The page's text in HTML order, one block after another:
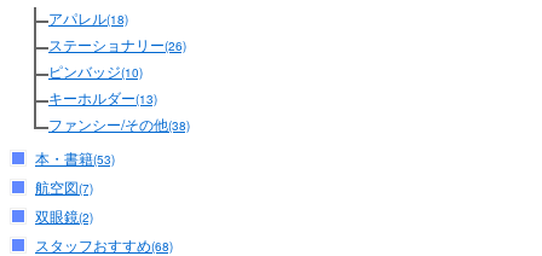
アパレル(18)
ステーショナリー(26)
ピンバッジ(10)
キーホルダー(13)
ファンシー/その他(38)
本・書籍(53)
航空図(7)
双眼鏡(2)
スタッフおすすめ(68)